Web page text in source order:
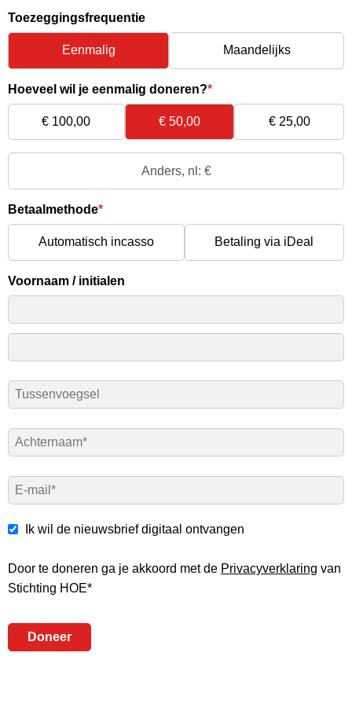
Skip
links
Jump
to
main
content
Toezeggingsfrequentie
Eenmalig Maandelijks
Hoeveel wil je eenmalig doneren?*
€ 100,00 € 50,00 € 25,00
Betaalmethode*
Automatisch incasso Betaling via iDeal
Voornaam / initialen
Tussenvoegsel
Achternaam*
E-
mail
Ik wil de nieuwsbrief digitaal ontvangen
Door te doneren ga je akkoord met de Privacyverklaring van
Stichting HOE*
Doneer